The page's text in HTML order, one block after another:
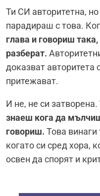
Ти СИ авторитетна,
парадираш с това.
глава и говориш
разберат.
доказват авторитета
притежават.
И не, не си затворена.
знаеш кога да
говориш. Това винаги
когато си сред хора,
освен да спорят и